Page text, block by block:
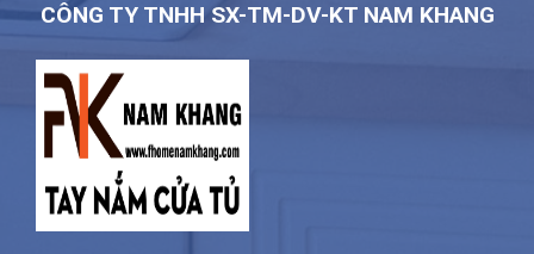
CÔNG TY TNHH SX-TM-DV-KT NAM KHANG